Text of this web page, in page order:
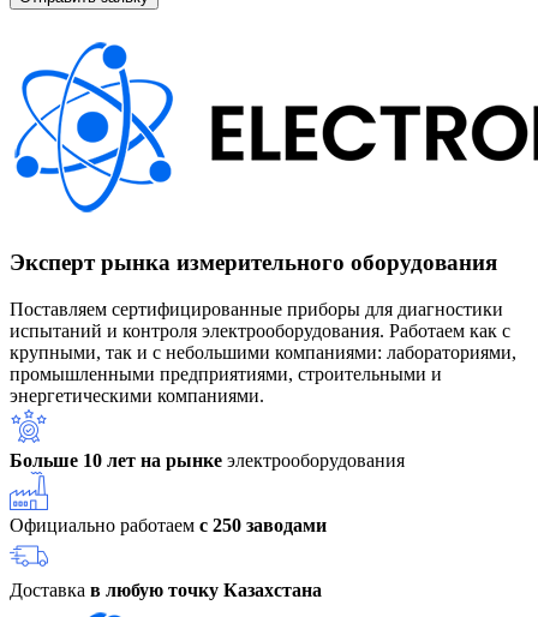
Эксперт рынка измерительного оборудования
Поставляем сертифицированные приборы для диагностики
испытаний и контроля электрооборудования. Работаем как с
крупными, так и с небольшими компаниями: лабораториями,
промышленными предприятиями, строительными и
энергетическими компаниями.
Больше 10 лет на рынке электрооборудования
Официально работаем с 250 заводами
Доставка в любую точку Казахстана